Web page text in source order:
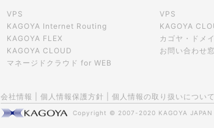
VPS
KAGOYA Internet Routing
KAGOYA FLEX
KAGOYA CLOUD
マネージドクラウド for WEB
VPS
KAGOYA
カゴヤ・ドメ
お問い合わせ
会社情報 個人情報保護方針 個人情報の取り扱いについて
Copyright © 2007-2020 KAGOYA JAPAN